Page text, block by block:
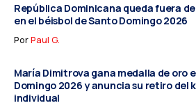
República Dominicana queda fuera
en el béisbol de Santo Domingo 2026
PorPaul G.
María Dimitrova gana medalla de oro
Domingo 2026 y anuncia su retiro del
individual